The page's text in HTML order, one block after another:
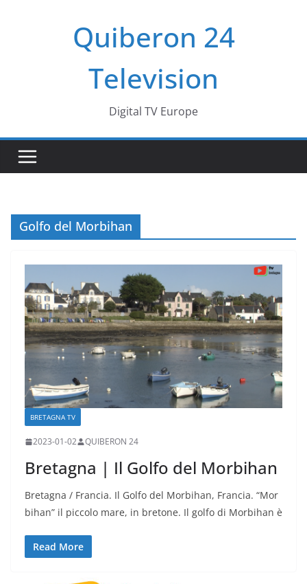
Quiberon 24
Television
Digital TV Europe
Golfo del Morbihan
BRETAGNA TV
2023-01-02 QUIBERON 24
Bretagna | Il Golfo del Morbihan
Bretagna / Francia. Il Golfo del Morbihan, Francia. “Mor
bihan” il piccolo mare, in bretone. Il golfo di Morbihan è
Read More